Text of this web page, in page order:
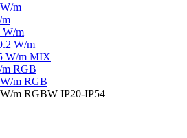
m
W/m
W/m
W/m MIX
RGB
m RGB
m RGBW IP20-IP54